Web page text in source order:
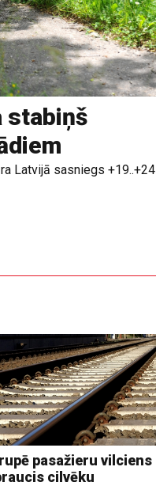
stabiņš
Latvijā sasniegs +19..+24
pasažieru vilciens
cilvēku